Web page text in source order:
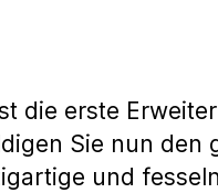
die erste
Sie nun den
und